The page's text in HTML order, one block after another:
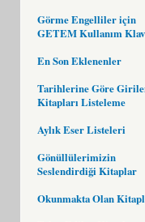
Görme Engelliler için
GETEM Kullanım
En Son Eklenenler
Tarihlerine Göre
Kitapları Listeleme
Aylık Eser Listeleri
Gönüllülerimizin
Seslendirdiği Kitaplar
Okunmakta Olan